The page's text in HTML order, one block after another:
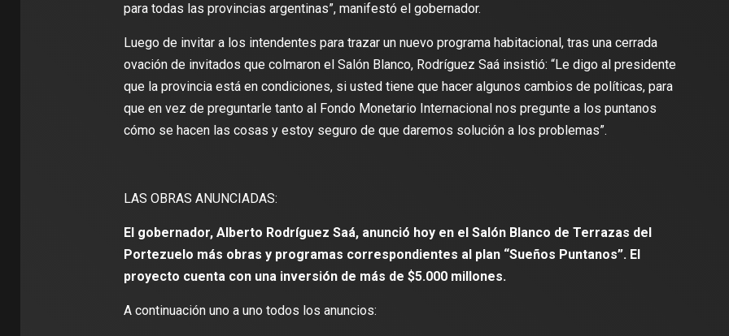
para todas las provincias argentinas”, manifestó el gobernador.
Luego de invitar a los intendentes para trazar un nuevo programa habitacional, tras una cerrada
ovación de invitados que colmaron el Salón Blanco, Rodríguez Saá insistió: “Le digo al presidente
que la provincia está en condiciones, si usted tiene que hacer algunos cambios de políticas, para
que en vez de preguntarle tanto al Fondo Monetario Internacional nos pregunte a los puntanos
cómo se hacen las cosas y estoy seguro de que daremos solución a los problemas”.
LAS OBRAS ANUNCIADAS:
El gobernador, Alberto Rodríguez Saá, anunció hoy en el Salón Blanco de Terrazas del
Portezuelo más obras y programas correspondientes al plan “Sueños Puntanos”. El
proyecto cuenta con una inversión de más de $5.000 millones.
A continuación uno a uno todos los anuncios: